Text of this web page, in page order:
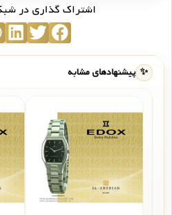
اشتراک گذاری در
✨ پیشنهادهای مشابه